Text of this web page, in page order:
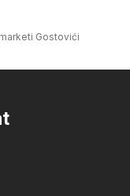
Gostovići